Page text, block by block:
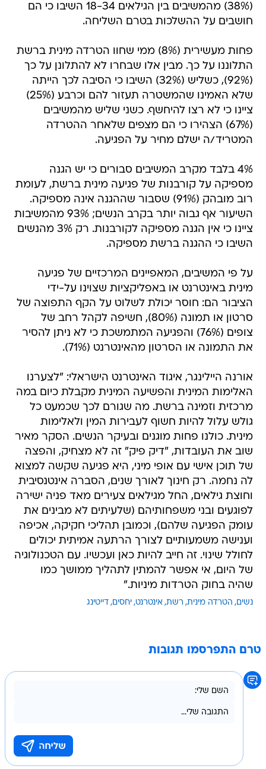
(38%) מהמשיבים בין הגילאים 18-34 השיבו כי הם
חושבים על ההשלכות בטרם השליחה.
פחות מעשירית (8%) ממי שחוו הטרדה מינית ברשת
התלוננו על כך. מבין אלו שבחרו לא להתלונן על כך
(92%), כשליש (32%) השיבו כי הסיבה לכך הייתה
שלא האמינו שהמשטרה תעזור להם וכרבע (25%)
ציינו כי לא רצו להיחשף. כשני שליש מהמשיבים
(67%) הצהירו כי הם מצפים שלאחר ההטרדה
המטריד/ה ישלם מחיר על הפגיעה.
4% בלבד מקרב המשיבים סבורים כי יש הגנה
מספיקה על קורבנות של פגיעה מינית ברשת, לעומת
רוב מובהק (91%) שסבור שההגנה אינה מספיקה.
השיעור אף גבוה יותר בקרב הנשים; 93% מהמשיבות
ציינו כי אין הגנה מספיקה לקורבנות. רק 3% מהנשים
השיבו כי ההגנה ברשת מספיקה.
על פי המשיבים, המאפיינים המרכזיים של פגיעה
מינית באינטרנט או באפליקציות שצוינו על-ידי
הציבור הם: חוסר יכולת לשלוט על הקף התפוצה של
סרטון או תמונה (80%), חשיפה לקהל רחב של
צופים (76%) והפגיעה המתמשכת כי לא ניתן להסיר
את התמונה או הסרטון מהאינטרנט (71%).
אורנה היילינגר, איגוד האינטרנט הישראלי: "לצערנו
האלימות המינית והפשיעה המינית מקבלת כיום במה
מרכזית וזמינה ברשת. מה שגורם לכך שכמעט כל
גולש עלול להיות חשוף לעבירות המין ולאלימות
מינית. כולנו פחות מוגנים ובעיקר הנשים. הסקר מאיר
שוב את העובדות, "דיק פיק" זה לא מצחיק, והפצה
של תוכן אישי עם אופי מיני, היא פגיעה שקשה למצוא
לה נחמה. רק חינוך לאורך שנים, הסברה אינטנסיבית
וחוצת גילאים, החל מגילאים צעירים מאד פניה ישירה
לפוגעים ובני משפחותיהם (שלעיתים לא מבינים את
עומק הפגיעה שלהם), וכמובן תהליכי חקיקה, אכיפה
וענישה משמעותיים לצורך הרתעה אמיתית יכולים
לחולל שינוי. זה חייב להיות כאן ועכשיו. עם הטכנולוגיה
של היום, אי אפשר להמתין לתהליך ממושך כמו
שהיה בחוק הטרדות מיניות."
נשים הטרדה מינית רשת אינטרנט יחסים דייטינג
טרם התפרסמו תגובות